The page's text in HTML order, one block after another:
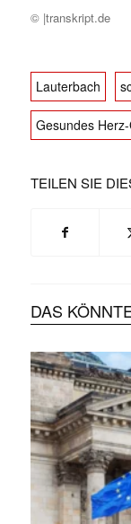
© |transkript.de
Lauterbach
Gesundes
TEILEN SIE
DAS